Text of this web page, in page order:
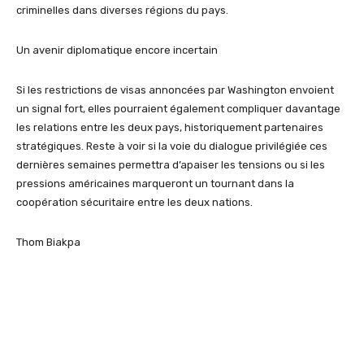
criminelles dans diverses régions du pays.
Un avenir diplomatique encore incertain
Si les restrictions de visas annoncées par Washington envoient
un signal fort, elles pourraient également compliquer davantage
les relations entre les deux pays, historiquement partenaires
stratégiques. Reste à voir si la voie du dialogue privilégiée ces
dernières semaines permettra d’apaiser les tensions ou si les
pressions américaines marqueront un tournant dans la
coopération sécuritaire entre les deux nations.
Thom Biakpa